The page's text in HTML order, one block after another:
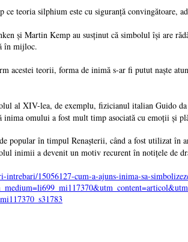
ce teoria silphium este cu siguranţă convingătoare,
şi Martin Kemp au susţinut că simbolul îşi are
în mijloc.
acestei teorii, forma de inimă s-ar fi putut naşte
al XIV-lea, de exemplu, fizicianul italian Guido da
omului a fost mult timp asociată cu emoţii şi
popular în timpul Renaşterii, când a fost utilizat
inimii a devenit un motiv recurent în notiţele de
intrebari/15056127-cum-a-ajuns-inima-sa-